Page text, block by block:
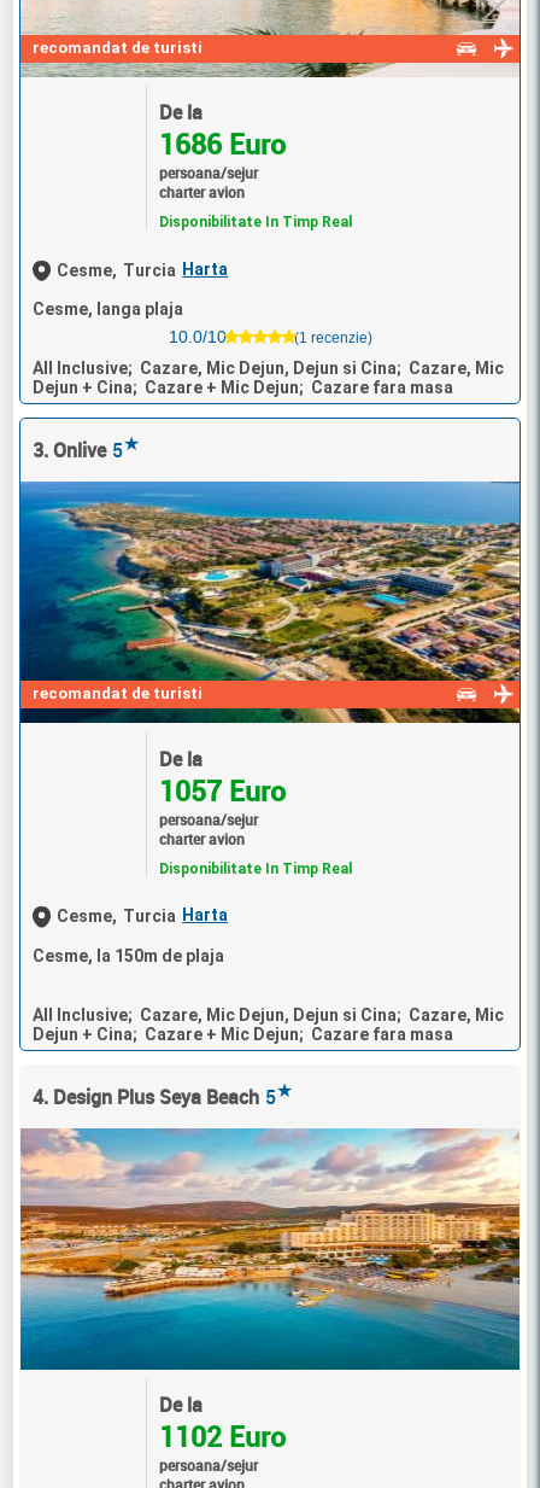
recomandat de turisti
De la
1686 Euro
persoana/sejur
charter avion
Disponibilitate In Timp Real
Cesme, Turcia Harta
Cesme, langa plaja
10.0/10
(1 recenzie)
All Inclusive; Cazare, Mic Dejun, Dejun si Cina; Cazare, Mic
Dejun + Cina; Cazare + Mic Dejun; Cazare fara masa
3. Onlive 5★
recomandat de turisti
De la
1057 Euro
persoana/sejur
charter avion
Disponibilitate In Timp Real
Cesme, Turcia Harta
Cesme, la 150m de plaja
All Inclusive; Cazare, Mic Dejun, Dejun si Cina; Cazare, Mic
Dejun + Cina; Cazare + Mic Dejun; Cazare fara masa
4. Design Plus Seya Beach 5★
De la
1102 Euro
persoana/sejur
charter avion